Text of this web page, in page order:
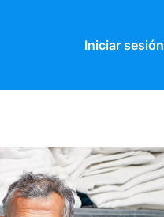
Iniciar sesión